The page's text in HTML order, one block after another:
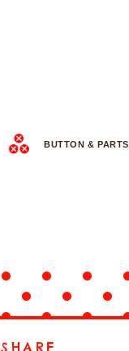
BUTTON & PARTS
SHARE